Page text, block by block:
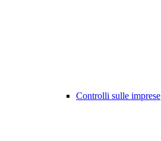
Controlli sulle imprese